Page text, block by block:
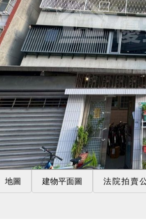
地圖 建物平面圖 法院拍賣